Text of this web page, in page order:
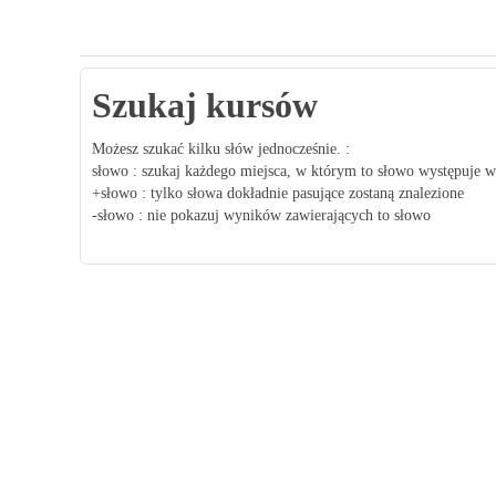
Szukaj kursów
Możesz szukać kilku słów jednocześnie. :
słowo : szukaj każdego miejsca, w którym to słowo występuje
+słowo : tylko słowa dokładnie pasujące zostaną znalezione
-słowo : nie pokazuj wyników zawierających to słowo